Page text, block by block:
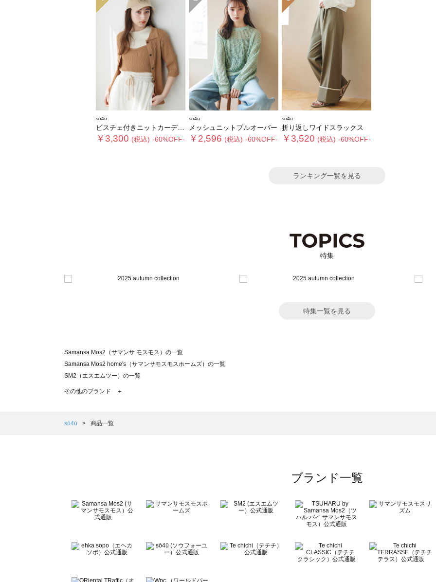
sō4ū
ビスチェ付きニットカーディガン
￥3,300 (税込) -60%OFF-
sō4ū
メッシュニットプルオーバー
￥2,596 (税込) -60%OFF-
sō4ū
折り返しワイドスラックス
￥3,520 (税込) -60%OFF-
ランキング一覧を見る
特集
特集一覧を見る
Samansa Mos2（サマンサ モスモス）の一覧
Samansa Mos2 home's（サマンサモスモスホームズ）の一覧
SM2（エスエムツー）の一覧
TSUHARU by Samansa Mos2（ツハルバイサマンサモスモス）の一覧
Samansa Mos2 Lagom（サマンサモスモス ラーゴム）の一覧
BETTY'S BLUE（べティーズブルー）の一覧
Wpc.（ワールドパーティー）の一覧
その他のブランド ＋
sō4ū 商品一覧
ブランド一覧